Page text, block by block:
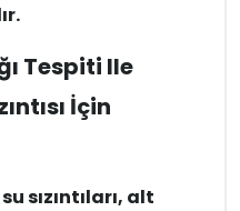
Tespiti Ile
İçin
sızıntıları, alt